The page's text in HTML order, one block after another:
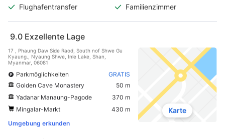
Flughafentransfer
Familienzimmer
9.0 Exzellente Lage
17 , Phaung Daw Side Raod, South nof Shwe Gu
Kyaung., Nyaung Shwe, Inle Lake, Shan,
Myanmar, 06081
Parkmöglichkeiten
GRATIS
Golden Cave Monastery
50 m
Yadanar Manaung-Pagode
370 m
Mingalar-Markt
430 m
Umgebung erkunden
Karte